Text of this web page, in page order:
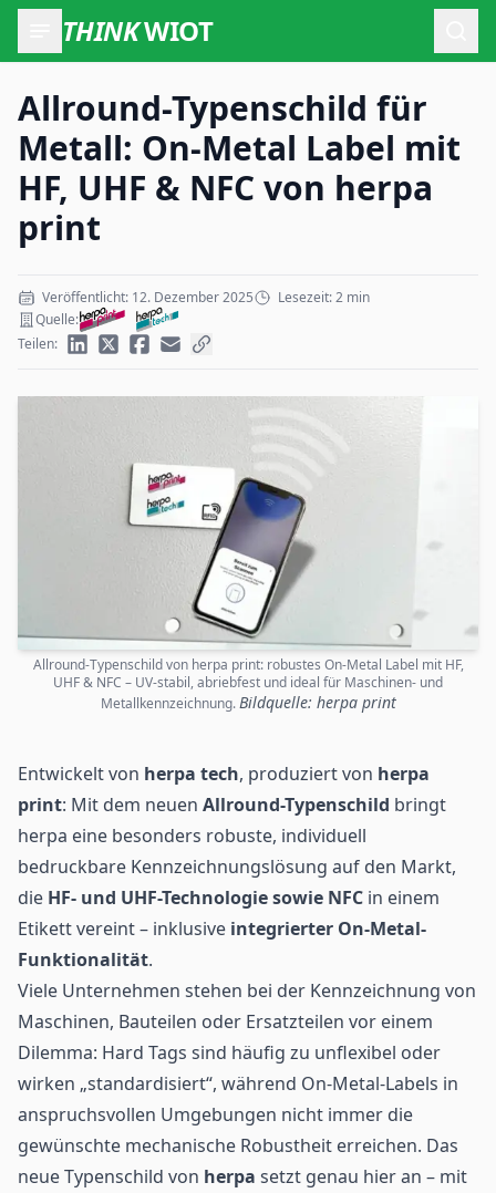
THINKWIOT
Allround-Typenschild für
Metall: On-Metal Label mit
HF, UHF & NFC von herpa
print
Veröffentlicht: 12. Dezember 2025
Lesezeit: 2 min
Quelle:
Teilen:
Allround-Typenschild von herpa print: robustes On-Metal Label mit HF,
UHF & NFC – UV-stabil, abriebfest und ideal für Maschinen- und
Metallkennzeichnung.Bildquelle: herpa print
Entwickelt von herpa tech, produziert von herpa
print: Mit dem neuen Allround-Typenschild bringt
herpa eine besonders robuste, individuell
bedruckbare Kennzeichnungslösung auf den Markt,
die HF- und UHF-Technologie sowie NFC in einem
Etikett vereint – inklusive integrierter On-Metal-
Funktionalität.
Viele Unternehmen stehen bei der Kennzeichnung von
Maschinen, Bauteilen oder Ersatzteilen vor einem
Dilemma: Hard Tags sind häufig zu unflexibel oder
wirken „standardisiert“, während On-Metal-Labels in
anspruchsvollen Umgebungen nicht immer die
gewünschte mechanische Robustheit erreichen. Das
neue Typenschild von herpa setzt genau hier an – mit